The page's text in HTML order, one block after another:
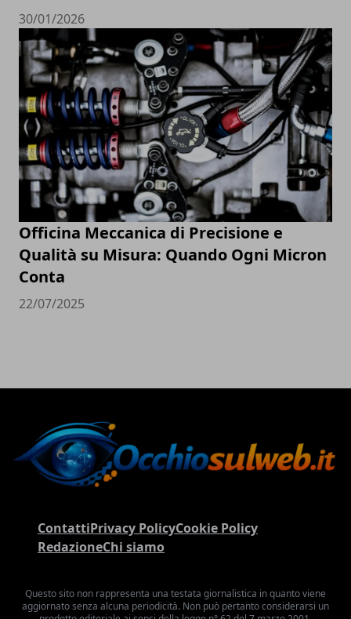
30/01/2026
Officina Meccanica di Precisione e
Qualità su Misura: Quando Ogni Micron
Conta
22/07/2025
ContattiPrivacy PolicyCookie Policy
RedazioneChi siamo
Questo sito non rappresenta una testata giornalistica in quanto viene
aggiornato senza alcuna periodicità. Non può pertanto considerarsi un